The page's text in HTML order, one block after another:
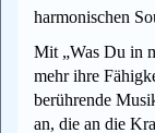
harmonischen
Mit „Was Du in
mehr ihre
berührende
an, die an die